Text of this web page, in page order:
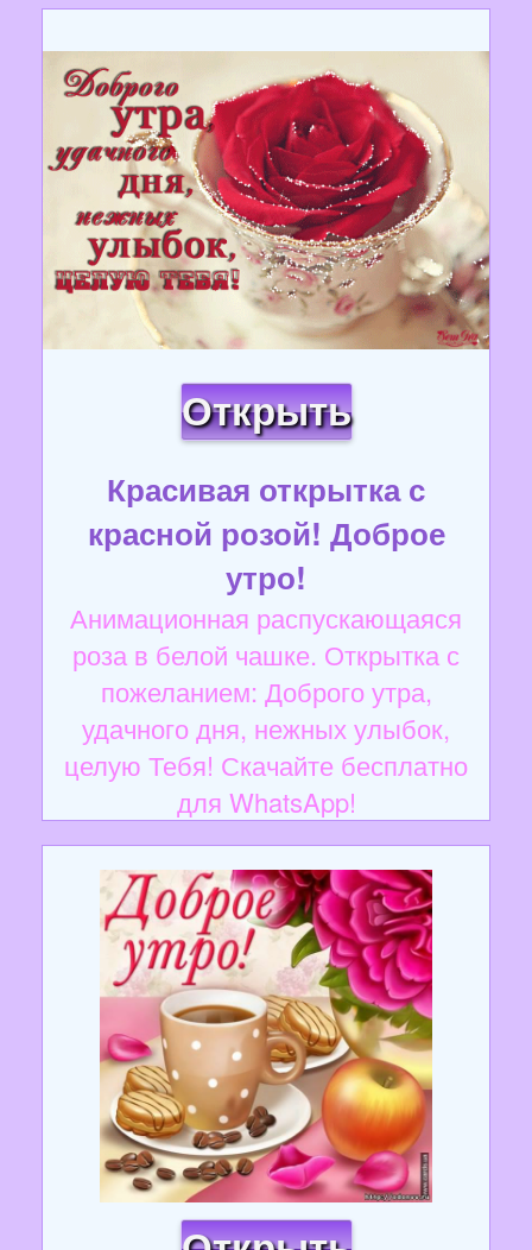
Открыть
Красивая открытка с
красной розой! Доброе
утро!
Анимационная распускающаяся
роза в белой чашке. Открытка с
пожеланием: Доброго утра,
удачного дня, нежных улыбок,
целую Тебя! Скачайте бесплатно
для WhatsApp!